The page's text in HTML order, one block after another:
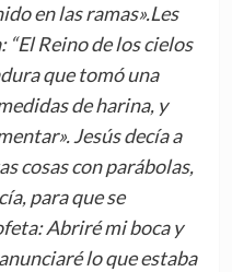
en las ramas».Les
Reino de los cielos
que tomó una
de harina, y
Jesús decía a
cosas con parábolas,
para que se
Abriré mi boca y
lo que estaba